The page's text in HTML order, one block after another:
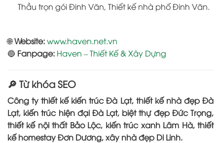
Thầu trọn gói Đinh Văn, Thiết kế nhà phố Đinh Văn.
🌐Website:www.haven.net.vn
🔵 Fanpage: Haven – Thiết Kế & Xây Dựng
🔎 Từ khóa SEO
Công ty thiết kế kiến trúc Đà Lạt, thiết kế nhà đẹp Đà
Lạt, kiến trúc hiện đại Đà Lạt, biệt thự đẹp Đức Trọng,
thiết kế nội thất Bảo Lộc, kiến trúc xanh Lâm Hà, thiết
kế homestay Đơn Dương, xây nhà đẹp Di Linh.